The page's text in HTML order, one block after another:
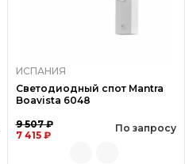
ИСПАНИЯ
Светодиодный спот Mantra
Boavista 6048
9 507 ₽
7 415 ₽
По запросу